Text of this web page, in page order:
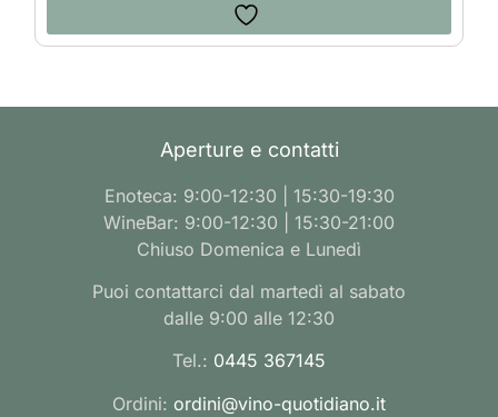
Aperture e contatti
Enoteca: 9:00-12:30 | 15:30-19:30
WineBar: 9:00-12:30 | 15:30-21:00
Chiuso Domenica e Lunedì
Puoi contattarci dal martedì al sabato
dalle 9:00 alle 12:30
Tel.: 0445 367145
Ordini: ordini@vino-quotidiano.it